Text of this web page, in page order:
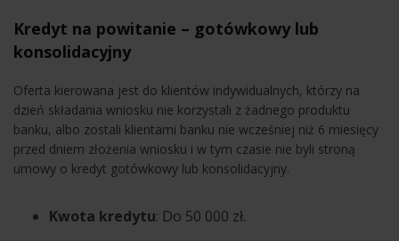
Kredyt na powitanie – gotówkowy lub
konsolidacyjny
Oferta kierowana jest do klientów indywidualnych, którzy na
dzień składania wniosku nie korzystali z żadnego produktu
banku, albo zostali klientami banku nie wcześniej niż 6 miesięcy
przed dniem złożenia wniosku i w tym czasie nie byli stroną
umowy o kredyt gotówkowy lub konsolidacyjny.
Kwota kredytu: Do 50 000 zł.